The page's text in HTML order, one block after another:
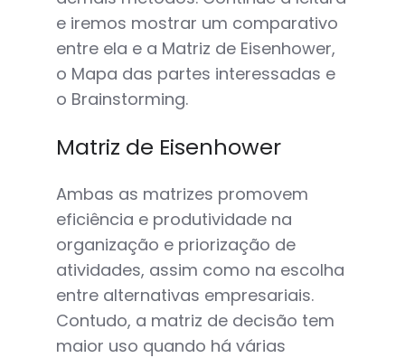
e iremos mostrar um comparativo
entre ela e a Matriz de Eisenhower,
o Mapa das partes interessadas e
o Brainstorming.
Matriz de Eisenhower
Ambas as matrizes promovem
eficiência e produtividade na
organização e priorização de
atividades, assim como na escolha
entre alternativas empresariais.
Contudo, a matriz de decisão tem
maior uso quando há várias